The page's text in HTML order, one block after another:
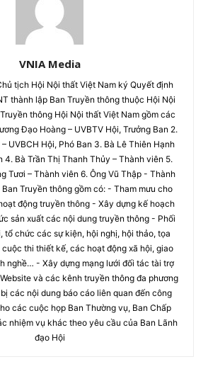
VNIA Media
tịch Hội Nội thất Việt Nam ký Quyết định
thành lập Ban Truyền thông thuộc Hội Nội
thông Hội Nội thất Việt Nam gồm các
Đạo Hoàng – UVBTV Hội, Trưởng Ban 2.
UVBCH Hội, Phó Ban 3. Bà Lê Thiên Hạnh
4. Bà Trần Thị Thanh Thủy – Thành viên 5.
Tươi – Thành viên 6. Ông Vũ Thập - Thành
Truyền thông gồm có: - Tham mưu cho
động truyền thông - Xây dựng kế hoạch
sản xuất các nội dung truyền thông - Phối
tổ chức các sự kiện, hội nghị, hội thảo, tọa
thi thiết kế, các hoạt động xã hội, giao
nghề… - Xây dựng mạng lưới đối tác tài trợ
và các kênh truyền thông đa phương
các nội dung báo cáo liên quan đến công
các cuộc họp Ban Thường vụ, Ban Chấp
nhiệm vụ khác theo yêu cầu của Ban Lãnh
đạo Hội